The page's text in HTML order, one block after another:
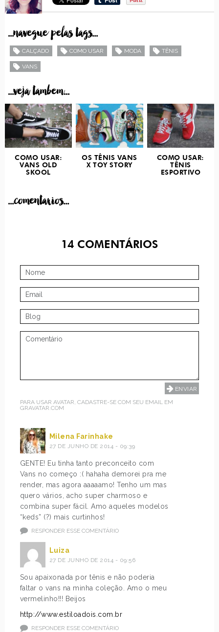
...navegue pelas tags...
CALÇADO COMO USAR MODA TÊNIS
VANS
...veja tambem...
COMO USAR:
VANS OLD
SKOOL
OS TÊNIS VANS
X TOY STORY
COMO USAR:
TÊNIS
ESPORTIVO
...comentarios...
14 COMENTÁRIOS
PARA USAR AVATAR, CADASTRE-SE COM SEU EMAIL EM
GRAVATAR.COM
Milena Farinhake
27 DE JUNHO DE 2014 - 09:39
GENTE! Eu tinha tanto preconceito com
Vans no começo :( hahaha demorei pra me
render, mas agora aaaaamo! Tenho um mas
quero vários, acho super charmoso e
combina super fácil. Amo aqueles modelos
“keds” (?) mais curtinhos!
RESPONDER ESSE COMENTÁRIO
Luiza
27 DE JUNHO DE 2014 - 09:56
Sou apaixonada por tênis e não poderia
faltar o vans na minha coleção. Amo o meu
vermelinho!!! Beijos
http://www.estiloadois.com.br
RESPONDER ESSE COMENTÁRIO